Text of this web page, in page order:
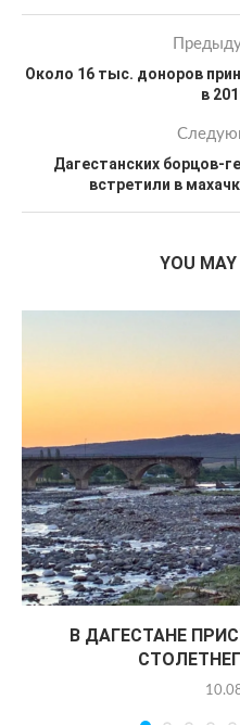
Около 16 тыс. доноров
в
Дагестанских борцов-
встретили в
YOU
В ДАГЕСТАНЕ